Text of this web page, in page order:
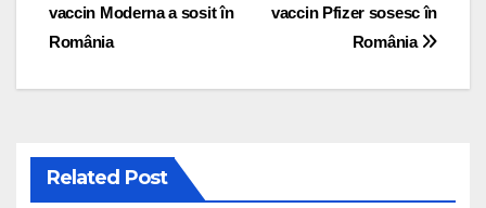
vaccin Pfizer sosesc în
România
vaccin Moderna a sosit în
România
Related Post